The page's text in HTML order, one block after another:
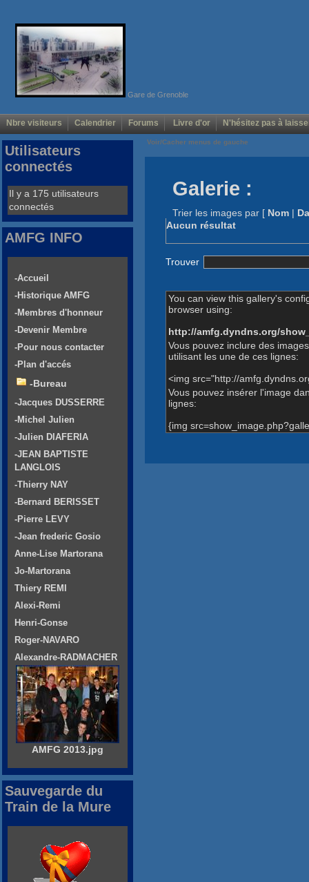
Gare de Grenoble
Nbre visiteurs Calendrier Forums Livre d'or N'hésitez pas à
Voir/Cacher menus de gauche
Galerie :
Trier les images par [ Nom |
Aucun résultat
Trouver
You can view this gallery's
browser using:
http://amfg.dyndns.org/
Vous pouvez inclure des
utilisant les une de ces lignes:
<img src="http://
Vous pouvez insérer l'image
lignes:
{img
Utilisateurs
connectés
Il y a 175 utilisateurs
connectés
AMFG INFO
-Accueil
-Historique AMFG
-Membres d'honneur
-Devenir Membre
-Pour nous contacter
-Plan d'accés
-Bureau
-Jacques DUSSERRE
-Michel Julien
-Julien DIAFERIA
-JEAN BAPTISTE
LANGLOIS
-Thierry NAY
-Bernard BERISSET
-Pierre LEVY
-Jean frederic Gosio
Anne-Lise Martorana
Jo-Martorana
Thiery REMI
Alexi-Remi
Henri-Gonse
Roger-NAVARO
Alexandre-RADMACHER
AMFG 2013.jpg
Sauvegarde du
Train de la Mure